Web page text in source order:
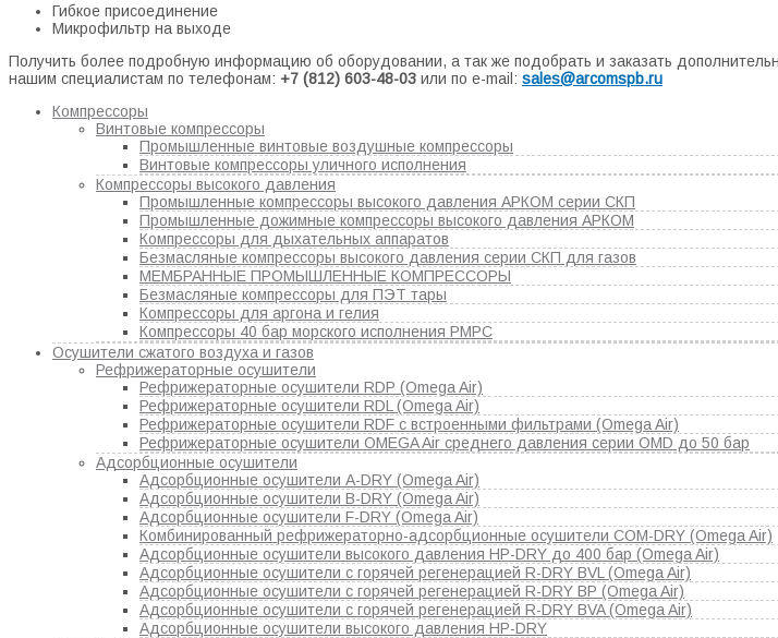
Гибкое присоединение
Микрофильтр на выходе
Получить более подробную информацию об оборудовании, а так же подобрать и заказать
нашим специалистам по телефонам: +7 (812) 603-48-03 или по e-mail: sales@arcomspb.ru
Компрессоры
Винтовые компрессоры
Промышленные винтовые воздушные компрессоры
Винтовые компрессоры уличного исполнения
Компрессоры высокого давления
Промышленные компрессоры высокого давления АРКОМ серии СКП
Промышленные дожимные компрессоры высокого давления АРКОМ
Компрессоры для дыхательных аппаратов
Безмасляные компрессоры высокого давления серии СКП для газов
МЕМБРАННЫЕ ПРОМЫШЛЕННЫЕ КОМПРЕССОРЫ
Безмасляные компрессоры для ПЭТ тары
Компрессоры для аргона и гелия
Компрессоры 40 бар морского исполнения РМРС
Осушители сжатого воздуха и газов
Рефрижераторные осушители
Рефрижераторные осушители RDP (Omega Air)
Рефрижераторные осушители RDL (Omega Air)
Рефрижераторные осушители RDF с встроенными фильтрами (Omega Air)
Рефрижераторные осушители OMEGA Air среднего давления серии OMD до 50 бар
Адсорбционные осушители
Адсорбционные осушители A-DRY (Omega Air)
Адсорбционные осушители B-DRY (Omega Air)
Адсорбционные осушители F-DRY (Omega Air)
Комбинированный рефрижераторно-адсорбционные осушители COM-DRY (Omega Air)
Адсорбционные осушители высокого давления HP-DRY до 400 бар (Omega Air)
Адсорбционные осушители с горячей регенерацией R-DRY BVL (Omega Air)
Адсорбционные осушители с горячей регенерацией R-DRY BP (Omega Air)
Адсорбционные осушители с горячей регенерацией R-DRY BVA (Omega Air)
Адсорбционные осушители высокого давления HP-DRY